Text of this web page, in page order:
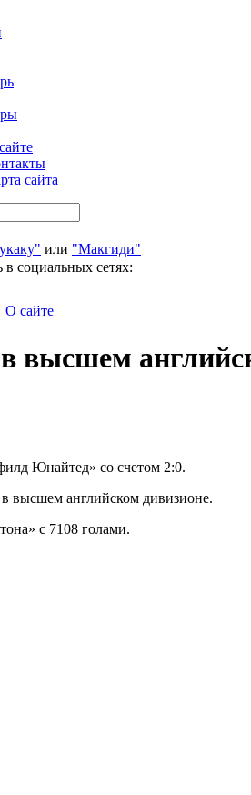
сайта
или "Макгиди"
в социальных сетях:
О сайте
высшем
Юнайтед» со счетом 2:0.
высшем английском дивизионе.
с 7108 голами.